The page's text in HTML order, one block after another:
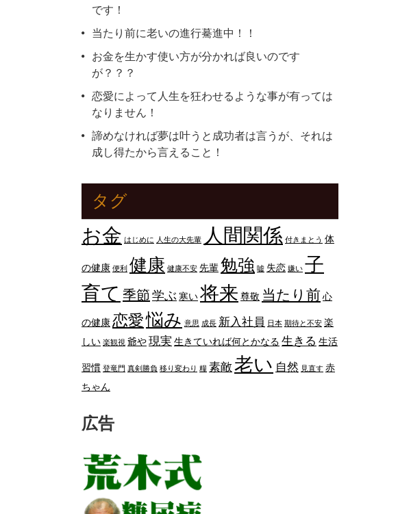
です！
当たり前に老いの進行驀進中！！
お金を生かす使い方が分かれば良いのです
が？？？
恋愛によって人生を狂わせるような事が有っては
なりません！
諦めなければ夢は叶うと成功者は言うが、それは
成し得たから言えること！
タグ
お金 はじめに 人生の大先輩 人間関係 付きまとう 体
の健康 便利 健康 健康不安 先輩勉強 嘘 失恋 嫌い 子
育て 季節学ぶ 寒い将来 尊敬 当たり前 心
の健康恋愛悩み 意思 成長 新入社員 日本 期待と不安 楽
しい 楽観視 爺や現実 生きていれば何とかなる 生きる 生活
習慣 登竜門 真剣勝負 移り変わり 糧 素敵 老い 自然 見直す 赤
ちゃん
広告